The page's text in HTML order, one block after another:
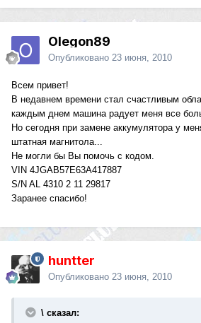
Olegon89
Опубликовано 23 июня, 2010
Всем привет!
В недавнем времени стал счастливым
каждым днем машина радует меня все
Но сегодня при замене аккумулятора у
штатная магнитола...
Не могли бы Вы помочь с кодом.
VIN 4JGAB57E63A417887
S/N AL 4310 2 11 29817
Заранее спасибо!
huntter
Опубликовано 23 июня, 2010
\ сказал: